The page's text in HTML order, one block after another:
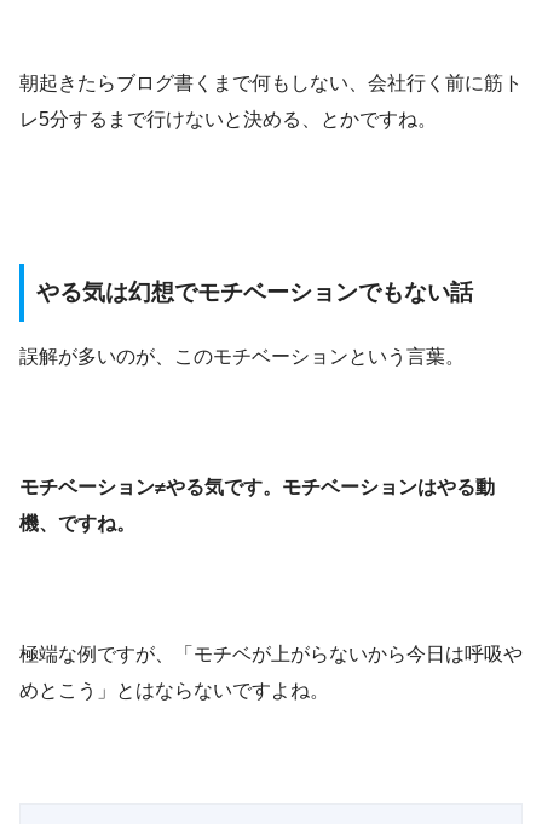
朝起きたらブログ書くまで何もしない、会社行く前に筋ト
レ5分するまで行けないと決める、とかですね。
やる気は幻想でモチベーションでもない話
誤解が多いのが、このモチベーションという言葉。
モチベーション≠やる気です。モチベーションはやる動
機、ですね。
極端な例ですが、「モチベが上がらないから今日は呼吸や
めとこう」とはならないですよね。